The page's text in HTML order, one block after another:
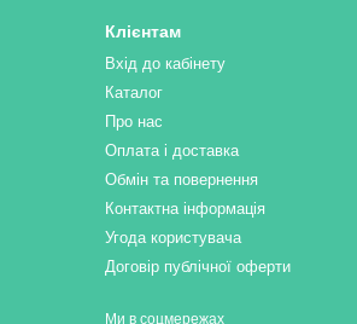
Клієнтам
Вхід до кабінету
Каталог
Про нас
Оплата і доставка
Обмін та повернення
Контактна інформація
Угода користувача
Договір публічної оферти
Ми в соцмережах